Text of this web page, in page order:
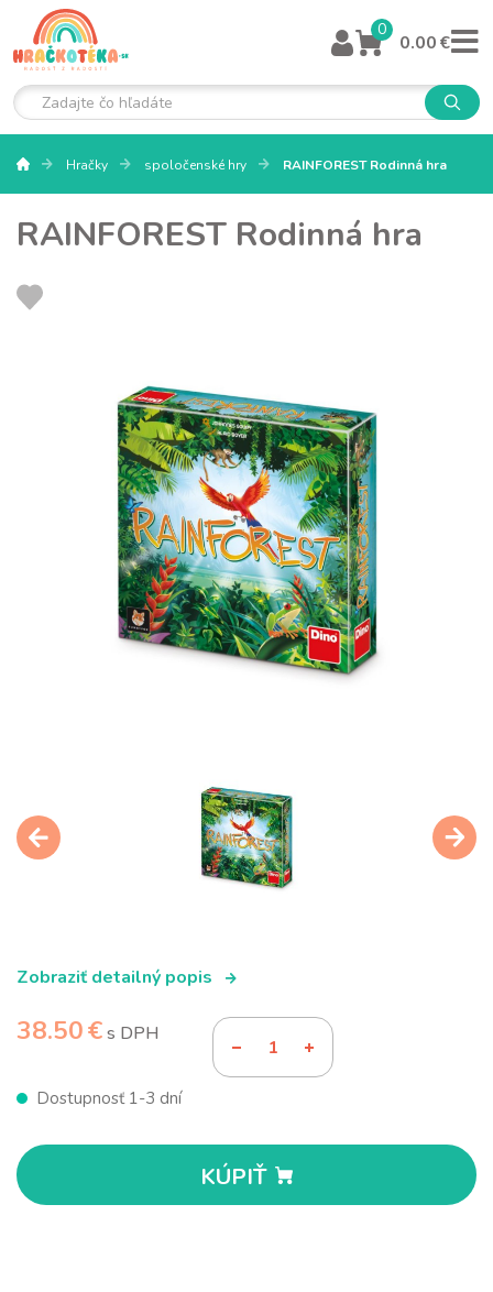
0
0.00 €
Hračky spoločenské hry RAINFOREST Rodinná hra
RAINFOREST Rodinná hra
Zobraziť detailný popis
38.50 €s DPH
Dostupnosť 1-3 dní
KÚPIŤ